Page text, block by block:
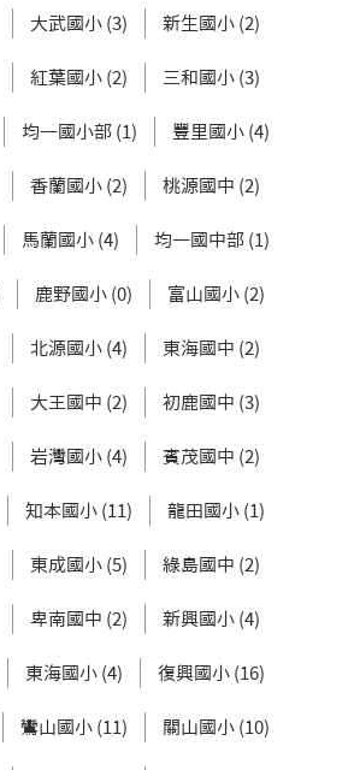
大武國小 (3) 新生國小 (2)
紅葉國小 (2) 三和國小 (3)
均一國小部 (1) 豐里國小 (4)
香蘭國小 (2) 桃源國中 (2)
馬蘭國小 (4) 均一國中部 (1)
鹿野國小 (0) 富山國小 (2)
北源國小 (4) 東海國中 (2)
大王國中 (2) 初鹿國中 (3)
岩灣國小 (4) 賓茂國中 (2)
知本國小 (11) 龍田國小 (1)
東成國小 (5) 綠島國中 (2)
卑南國中 (2) 新興國小 (4)
東海國小 (4) 復興國小 (16)
鸞山國小 (11) 關山國小 (10)